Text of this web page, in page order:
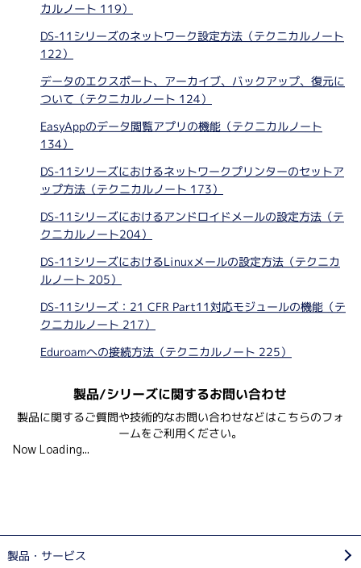
カルノート 119）
DS-11シリーズのネットワーク設定方法（テクニカルノート
122）
データのエクスポート、アーカイブ、バックアップ、復元に
ついて（テクニカルノート 124）
EasyAppのデータ閲覧アプリの機能（テクニカルノート
134）
DS-11シリーズにおけるネットワークプリンターのセットア
ップ方法（テクニカルノート 173）
DS-11シリーズにおけるアンドロイドメールの設定方法（テ
クニカルノート204）
DS-11シリーズにおけるLinuxメールの設定方法（テクニカ
ルノート 205）
DS-11シリーズ：21 CFR Part11対応モジュールの機能（テ
クニカルノート 217）
Eduroamへの接続方法（テクニカルノート 225）
製品/シリーズに関するお問い合わせ
製品に関するご質問や技術的なお問い合わせなどはこちらのフォ
ームをご利用ください。
Now Loading...
製品・サービス